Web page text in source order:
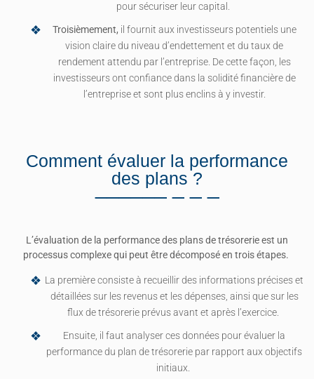
pour sécuriser leur capital.
Troisièmement, il fournit aux investisseurs potentiels une
vision claire du niveau d’endettement et du taux de
rendement attendu par l’entreprise. De cette façon, les
investisseurs ont confiance dans la solidité financière de
l’entreprise et sont plus enclins à y investir.
Comment évaluer la performance
des plans ?
L’évaluation de la performance des plans de trésorerie est un
processus complexe qui peut être décomposé en trois étapes.
La première consiste à recueillir des informations précises et
détaillées sur les revenus et les dépenses, ainsi que sur les
flux de trésorerie prévus avant et après l’exercice.
Ensuite, il faut analyser ces données pour évaluer la
performance du plan de trésorerie par rapport aux objectifs
initiaux.